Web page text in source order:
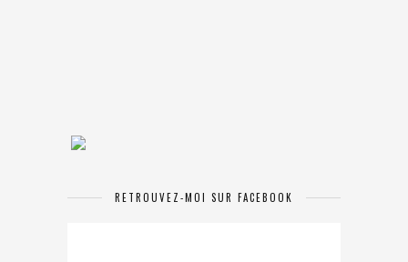
RETROUVEZ-MOI SUR FACEBOOK